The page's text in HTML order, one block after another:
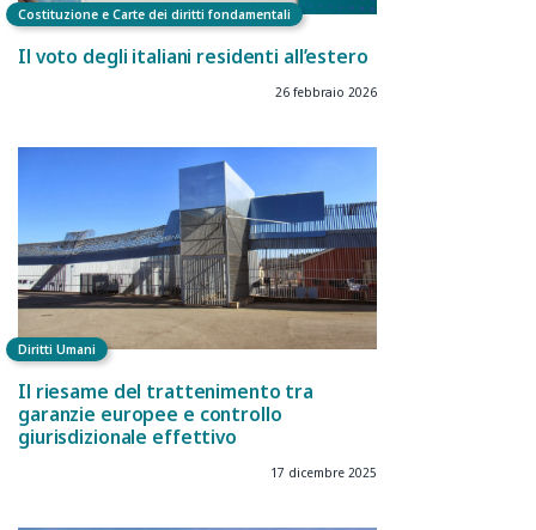
Costituzione e Carte dei diritti fondamentali
Il voto degli italiani residenti all’estero
26 febbraio 2026
Diritti Umani
Il riesame del trattenimento tra
garanzie europee e controllo
giurisdizionale effettivo
17 dicembre 2025